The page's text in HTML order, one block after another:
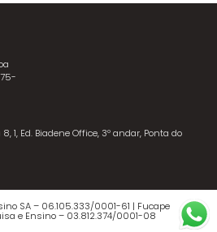
1, Ed. Biadene Office, 3º andar, Ponta do
SA – 06.105.333/0001-61 | Fucape
e Ensino – 03.812.374/0001-08